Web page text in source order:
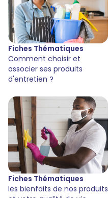
Fiches Thématiques
Comment choisir et
associer ses produits
d'entretien ?
Fiches Thématiques
les bienfaits de nos produits